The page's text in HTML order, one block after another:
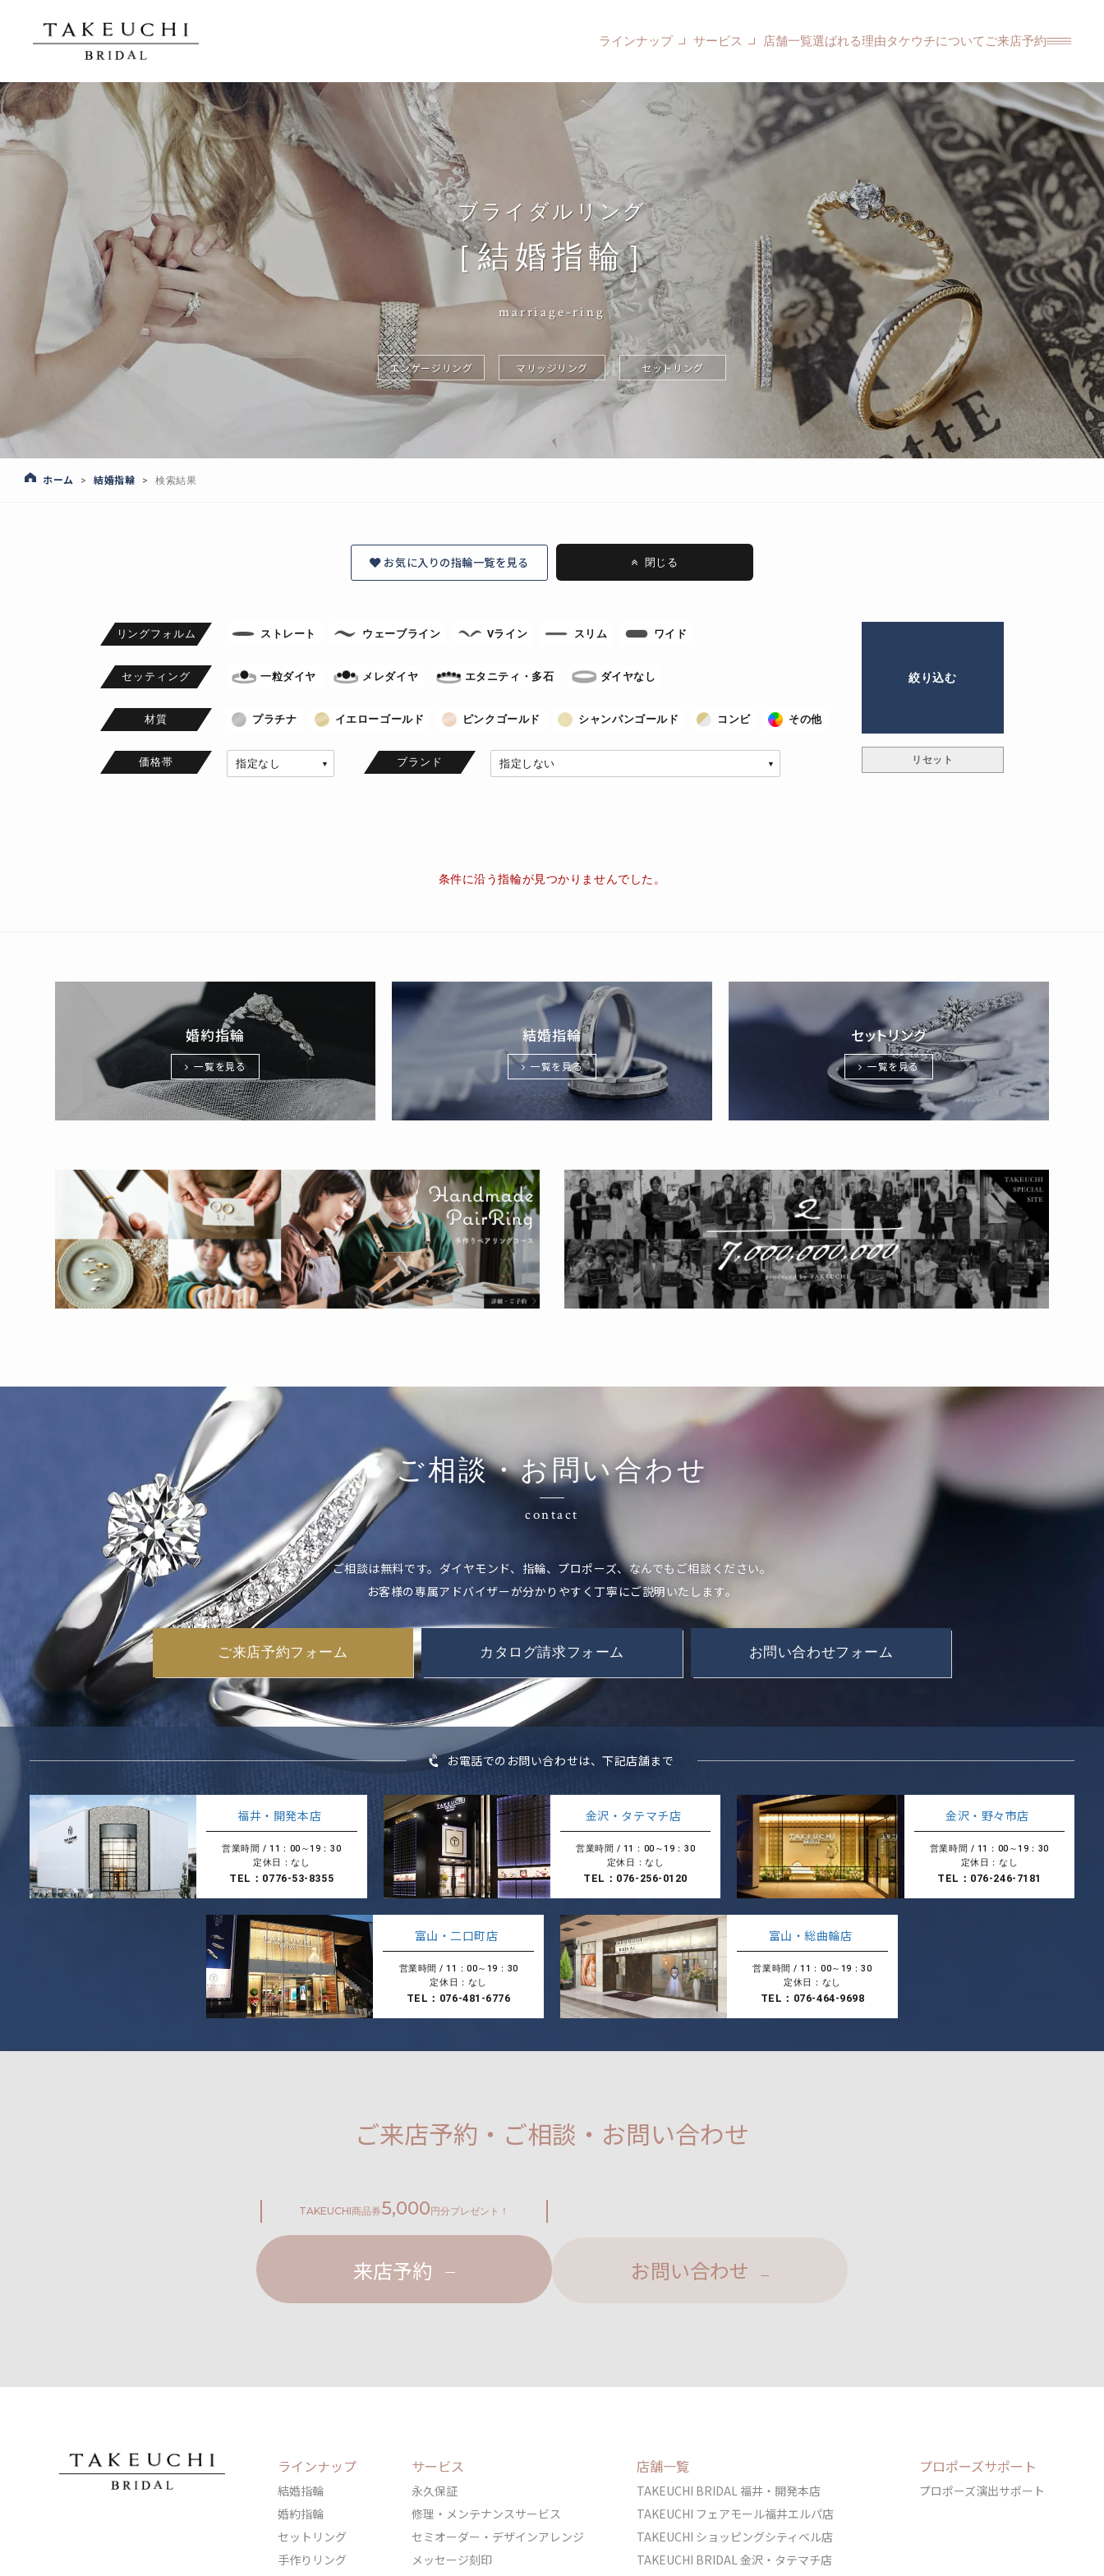
ラインナップ サービス 店舗一覧選ばれる理由タケウチについて ご来店予約
ブライダルリング
［結婚指輪］
marriage-ring
エンゲージリング マリッジリング セットリング
ホーム > 結婚指輪 > 検索結果
お気に入りの指輪一覧を見る 閉じる
リングフォルム ストレート ウェーブライン Vライン スリム ワイド
セッティング 一粒ダイヤ メレダイヤ エタニティ・多石 ダイヤなし
材質 プラチナ イエローゴールド ピンクゴールド シャンパンゴールド コンビ その他
価格帯 ブランド
条件に沿う指輪が見つかりませんでした。
婚約指輪
一覧を見る
結婚指輪
一覧を見る
セットリング
一覧を見る
ご相談・お問い合わせ
contact
ご相談は無料です。ダイヤモンド、指輪、プロポーズ、なんでもご相談ください。
お客様の専属アドバイザーが分かりやすく丁寧にご説明いたします。
ご来店予約フォーム カタログ請求フォーム お問い合わせフォーム
お電話でのお問い合わせは、下記店舗まで
福井・開発本店
営業時間 / 11：00～19：30
定休日：なし
TEL：0776-53-8355
金沢・タテマチ店
営業時間 / 11：00～19：30
定休日：なし
TEL：076-256-0120
金沢・野々市店
営業時間 / 11：00～19：30
定休日：なし
TEL：076-246-7181
富山・二口町店
営業時間 / 11：00～19：30
定休日：なし
TEL：076-481-6776
富山・総曲輪店
営業時間 / 11：00～19：30
定休日：なし
TEL：076-464-9698
ご来店予約・ご相談・お問い合わせ
TAKEUCHI商品券5,000 円分プレゼント！
来店予約 お問い合わせ
ラインナップ
結婚指輪
婚約指輪
セットリング
手作りリング
サービス
永久保証
修理・メンテナンスサービス
セミオーダー・デザインアレンジ
メッセージ刻印
店舗一覧
TAKEUCHI BRIDAL 福井・開発本店
TAKEUCHI フェアモール福井エルパ店
TAKEUCHI ショッピングシティベル店
TAKEUCHI BRIDAL 金沢・タテマチ店
プロポーズサポート
プロポーズ演出サポート